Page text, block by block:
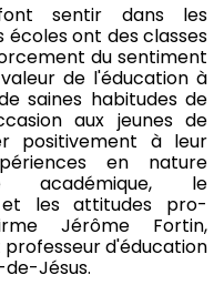
sentir dans les
écoles ont des classes
du sentiment
de l'éducation à
saines habitudes de
aux jeunes de
positivement à leur
en nature
académique, le
et les attitudes pro-
Jérôme Fortin,
d'éducation
Jésus.